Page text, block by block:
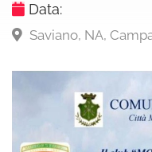
Data:
Saviano, NA,